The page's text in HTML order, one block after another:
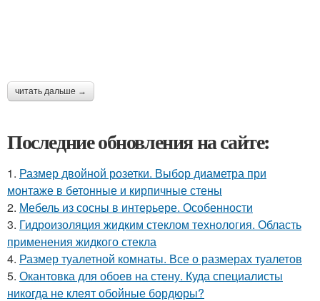
читать дальше →
Последние обновления на сайте:
1. Размер двойной розетки. Выбор диаметра при
монтаже в бетонные и кирпичные стены
2. Мебель из сосны в интерьере. Особенности
3. Гидроизоляция жидким стеклом технология. Область
применения жидкого стекла
4. Размер туалетной комнаты. Все о размерах туалетов
5. Окантовка для обоев на стену. Куда специалисты
никогда не клеят обойные бордюры?